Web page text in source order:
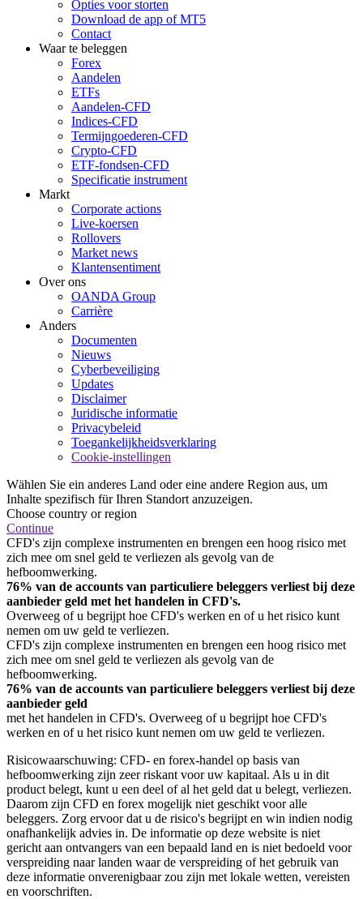
Opties voor storten
Download de app of MT5
Contact
Waar te beleggen
Forex
Aandelen
ETFs
Aandelen-CFD
Indices-CFD
Termijngoederen-CFD
Crypto-CFD
ETF-fondsen-CFD
Specificatie instrument
Markt
Corporate actions
Live-koersen
Rollovers
Market news
Klantensentiment
Over ons
OANDA Group
Carrière
Anders
Documenten
Nieuws
Cyberbeveiliging
Updates
Disclaimer
Juridische informatie
Privacybeleid
Toegankelijkheidsverklaring
Cookie-instellingen
Wählen Sie ein anderes Land oder eine andere Region aus, um
Inhalte spezifisch für Ihren Standort anzuzeigen.
Choose country or region
Continue
CFD's zijn complexe instrumenten en brengen een hoog risico met
zich mee om snel geld te verliezen als gevolg van de
hefboomwerking.
76% van de accounts van particuliere beleggers verliest bij deze
aanbieder geld met het handelen in CFD's.
Overweeg of u begrijpt hoe CFD's werken en of u het risico kunt
nemen om uw geld te verliezen.
CFD's zijn complexe instrumenten en brengen een hoog risico met
zich mee om snel geld te verliezen als gevolg van de
hefboomwerking.
76% van de accounts van particuliere beleggers verliest bij deze
aanbieder geld
met het handelen in CFD's. Overweeg of u begrijpt hoe CFD's
werken en of u het risico kunt nemen om uw geld te verliezen.
Risicowaarschuwing: CFD- en forex-handel op basis van
hefboomwerking zijn zeer riskant voor uw kapitaal. Als u in dit
product belegt, kunt u een deel of al het geld dat u belegt, verliezen.
Daarom zijn CFD en forex mogelijk niet geschikt voor alle
beleggers. Zorg ervoor dat u de risico's begrijpt en win indien nodig
onafhankelijk advies in. De informatie op deze website is niet
gericht aan ontvangers van een bepaald land en is niet bedoeld voor
verspreiding naar landen waar de verspreiding of het gebruik van
deze informatie onverenigbaar zou zijn met lokale wetten, vereisten
en voorschriften.